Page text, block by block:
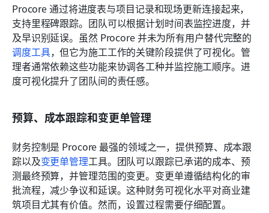
Procore 通过将进度表与项目记录和现场更新连接起来，
支持里程碑跟踪。团队可以根据计划时间表监控进度，并
及早识别延误。虽然 Procore 并未为所有用户替代完整的
调度工具，但它为施工工作的关键阶段提供了可视化。管
理者通常依赖这些功能来协调各工种并监控施工顺序。进
度可视化提升了团队间的责任感。
预算、成本跟踪和变更单管理
财务控制是 Procore 最强的领域之一，提供预算、成本跟
踪以及变更单管理工具。团队可以跟踪已承诺的成本、预
测最终预算，并管理范围的变更。变更单遵循结构化的审
批流程，减少争议和延误。这种财务可视化水平对商业建
筑项目尤其有价值。然而，设置过程需要仔细配置。